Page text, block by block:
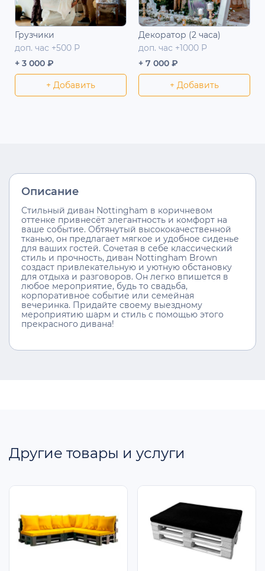
Грузчики
доп. час +500 Р
+ 3 000 ₽
+ Добавить
Декоратор (2 часа)
доп. час +1000 Р
+ 7 000 ₽
+ Добавить
Описание
Стильный диван Nottingham в коричневом
оттенке привнесёт элегантность и комфорт на
ваше событие. Обтянутый высококачественной
тканью, он предлагает мягкое и удобное сиденье
для ваших гостей. Сочетая в себе классический
стиль и прочность, диван Nottingham Brown
создаст привлекательную и уютную обстановку
для отдыха и разговоров. Он легко впишется в
любое мероприятие, будь то свадьба,
корпоративное событие или семейная
вечеринка. Придайте своему выездному
мероприятию шарм и стиль с помощью этого
прекрасного дивана!
Другие товары и услуги